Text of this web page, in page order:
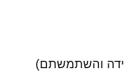
והשתמשתם)